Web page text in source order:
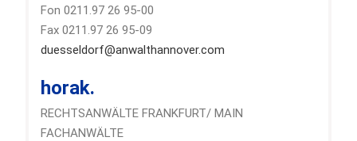
Fon 0211.97 26 95-00
Fax 0211.97 26 95-09
duesseldorf@anwalthannover.com
horak.
RECHTSANWÄLTE FRANKFURT/ MAIN
FACHANWÄLTE